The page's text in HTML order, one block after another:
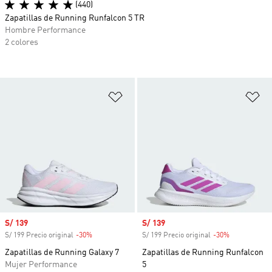
Precio de venta
S/ 139
S/ 199 Precio original -30%
Zapatillas de Running Galaxy 7
Mujer Performance
Precio de venta
S/ 139
S/ 199 Precio original -30%
Zapatillas de Running Runfalcon
5
(440)
Zapatillas de Running Runfalcon 5 TR
Hombre Performance
2 colores